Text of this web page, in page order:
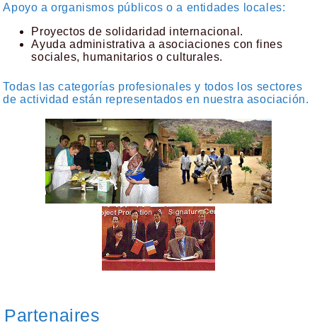
Apoyo a organismos públicos o a entidades locales:
Proyectos de solidaridad internacional.
Ayuda administrativa a asociaciones con fines
sociales, humanitarios o culturales.
Todas las categorías profesionales y todos los sectores
de actividad están representados en nuestra asociación.
Partenaires